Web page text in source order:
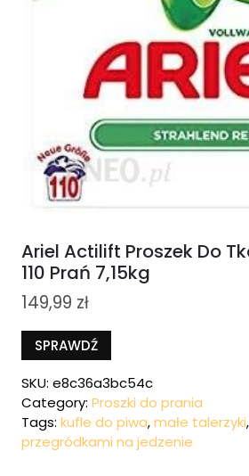
Ariel Actilift Proszek Do
110 Prań 7,15kg
149,99 zł
SPRAWDŹ
SKU: e8c36a3bc54c
Category: Proszki do prania
Tags: kufle do piwa,małe talerzyki,
przegródkami na jedzenie